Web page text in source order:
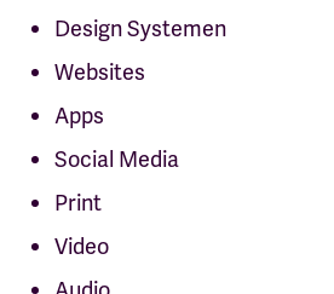
Design Systemen
Websites
Apps
Social Media
Print
Video